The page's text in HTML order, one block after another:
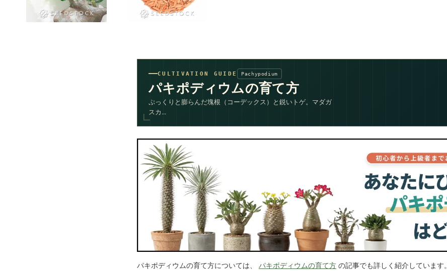
CULTIVATION GUIDE Pachypodium
パキポディウムの育て方
ぷっくりと膨らんだ塊根（コーデックス）と鋭いトゲ。マダガ
スカ...
パキポディウムの育て方については、 パキポディウムの育て方 の記事でも詳しく紹介しています。